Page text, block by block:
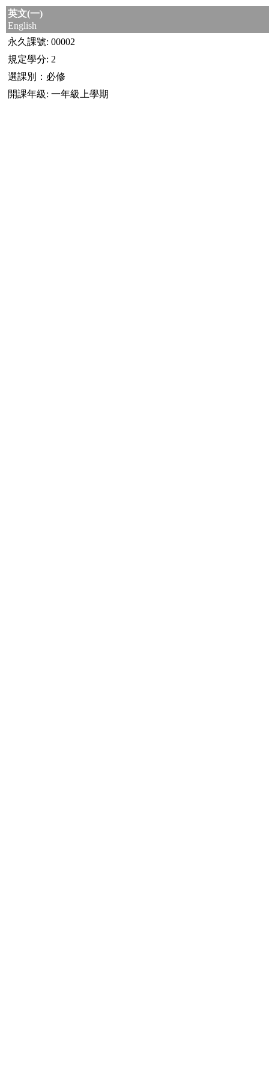
英文(一)
English
永久課號: 00002
規定學分: 2
選課別：必修
開課年級: 一年級上學期